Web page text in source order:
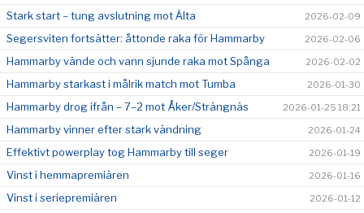
Stark start – tung avslutning mot Älta 2026-02-09
Segersviten fortsätter: åttonde raka för Hammarby 2026-02-06
Hammarby vände och vann sjunde raka mot Spånga 2026-02-02
Hammarby starkast i målrik match mot Tumba 2026-01-30
Hammarby drog ifrån – 7–2 mot Åker/Strängnäs 2026-01-25 18:21
Hammarby vinner efter stark vändning 2026-01-24
Effektivt powerplay tog Hammarby till seger 2026-01-19
Vinst i hemmapremiären 2026-01-16
Vinst i seriepremiären 2026-01-12